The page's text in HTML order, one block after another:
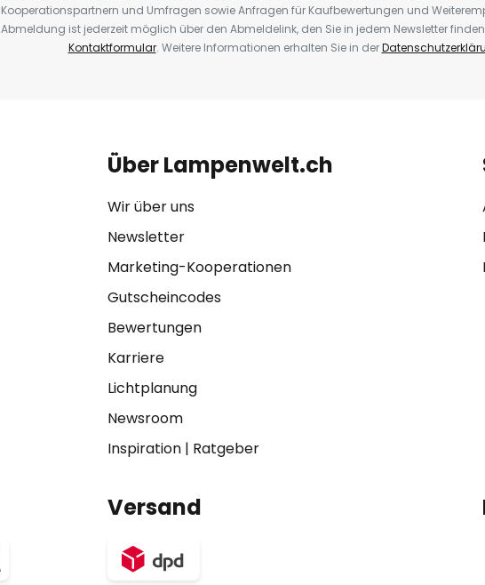
Kooperationspartnern und Umfragen sowie Anfragen für Kaufbewertungen und
Abmeldung ist jederzeit möglich über den Abmeldelink, den Sie in jedem Newsletter
Kontaktformular. Weitere Informationen erhalten Sie in der
Über Lampenwelt.ch
Wir über uns
Newsletter
Marketing-Kooperationen
Gutscheincodes
Bewertungen
Karriere
Lichtplanung
Newsroom
Inspiration| Ratgeber
Versand